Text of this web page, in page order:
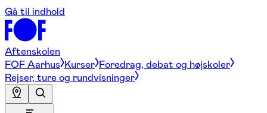
Gå til indhold
Aftenskolen
FOF Aarhus Kurser Foredrag, debat og højskoler
Rejser, ture og rundvisninger